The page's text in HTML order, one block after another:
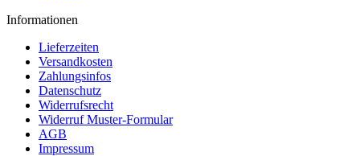
Informationen
Lieferzeiten
Versandkosten
Zahlungsinfos
Datenschutz
Widerrufsrecht
Widerruf Muster-Formular
AGB
Impressum